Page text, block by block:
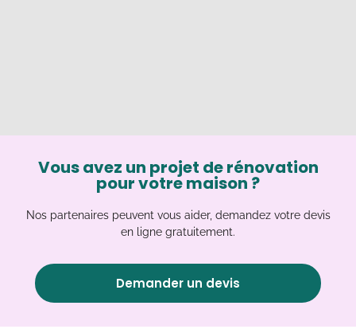
Vous avez un projet de rénovation
pour votre maison ?
Nos partenaires peuvent vous aider, demandez votre devis
en ligne gratuitement.
Demander un devis